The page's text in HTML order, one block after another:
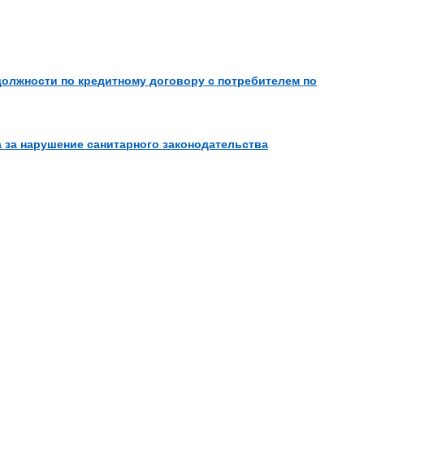
по кредитному договору с потребителем по
нарушение санитарного законодательства